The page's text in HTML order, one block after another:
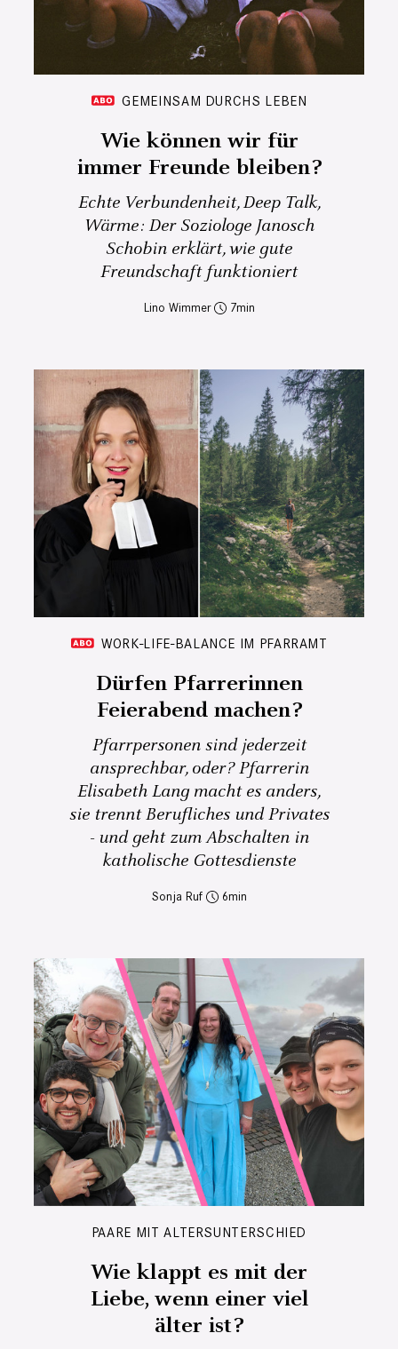
GEMEINSAM DURCHS LEBEN
Wie können wir für
immer Freunde bleiben?
Echte Verbundenheit, Deep Talk,
Wärme: Der Soziologe Janosch
Schobin erklärt, wie gute
Freundschaft funktioniert
Lino Wimmer 7
WORK-LIFE-BALANCE IM PFARRAMT
Dürfen Pfarrerinnen
Feierabend machen?
Pfarrpersonen sind jederzeit
ansprechbar, oder? Pfarrerin
Elisabeth Lang macht es anders,
sie trennt Berufliches und Privates
- und geht zum Abschalten in
katholische Gottesdienste
Sonja Ruf 6
PAARE MIT ALTERSUNTERSCHIED
Wie klappt es mit der
Liebe, wenn einer viel
älter ist?